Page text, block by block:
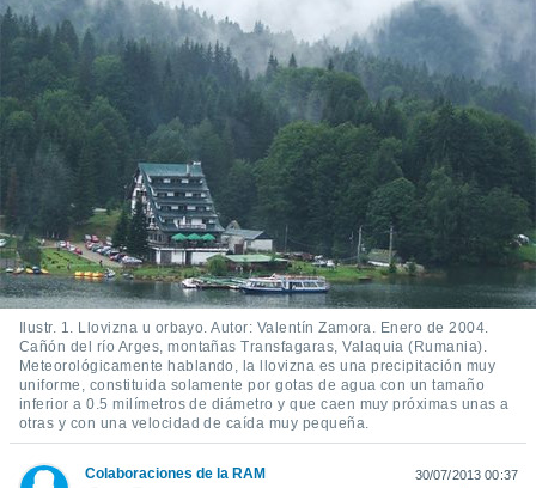
seguir
coste.
todas
ya sean
nuestros
nos
y análisis
en
así como
perfil
ACEPTAR
Y
CONTINUAR
CONFIGURACIÓN
Ilustr. 1. Llovizna u orbayo. Autor: Valentín Zamora. Enero de 2004.
Cañón del río Arges, montañas Transfagaras, Valaquia (Rumania).
Meteorológicamente hablando, la llovizna es una precipitación muy
uniforme, constituida solamente por gotas de agua con un tamaño
inferior a 0.5 milímetros de diámetro y que caen muy próximas unas a
otras y con una velocidad de caída muy pequeña.
Colaboraciones de la RAM
30/07/2013 00:37